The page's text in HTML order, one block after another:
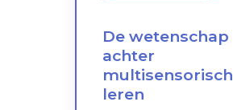
De wetenschap
achter
multisensorisch
leren